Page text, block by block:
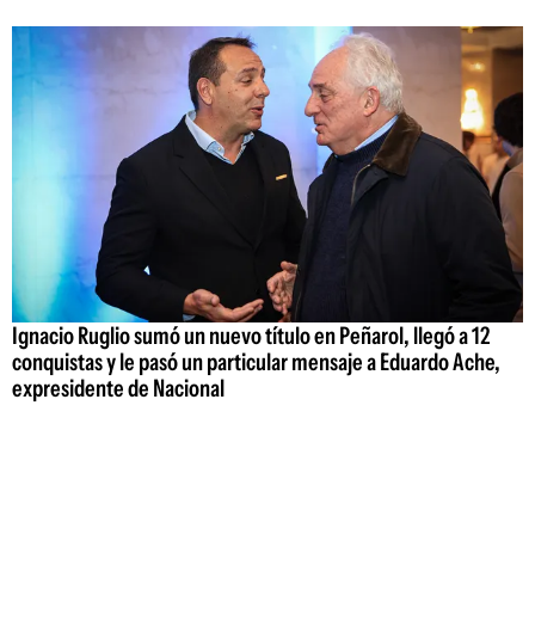
Ignacio Ruglio sumó un nuevo título en Peñarol, llegó a 12
conquistas y le pasó un particular mensaje a Eduardo Ache,
expresidente de Nacional